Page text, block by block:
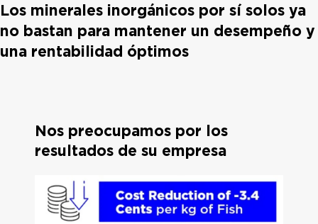
Los minerales inorgánicos por sí solos ya
no bastan para mantener un desempeño y
una rentabilidad óptimos
Nos preocupamos por los
resultados de su empresa